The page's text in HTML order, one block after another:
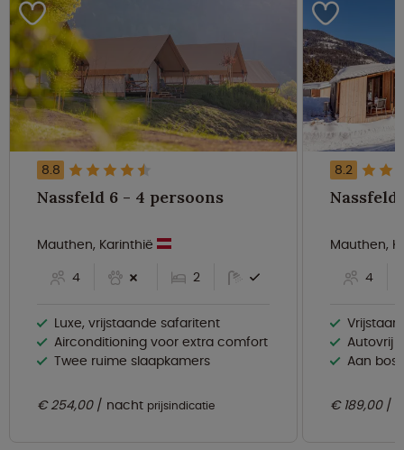
8.8
Nassfeld 6 - 4 persoons
Mauthen, Karinthië
4
2
Luxe, vrijstaande safaritent
Airconditioning voor extra comfort
Twee ruime slaapkamers
€ 254,00 nacht prijsindicatie
8.2
Mauthen,
4
Autovrij
Aan bos
€ 189,00